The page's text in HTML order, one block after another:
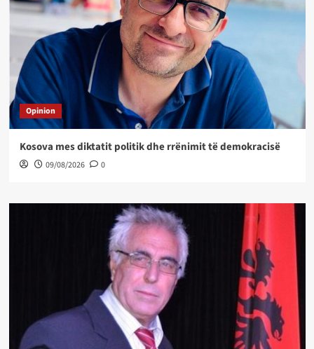
Opinion
Kosova mes diktatit politik dhe rrënimit të demokracisë
09/08/2026 0